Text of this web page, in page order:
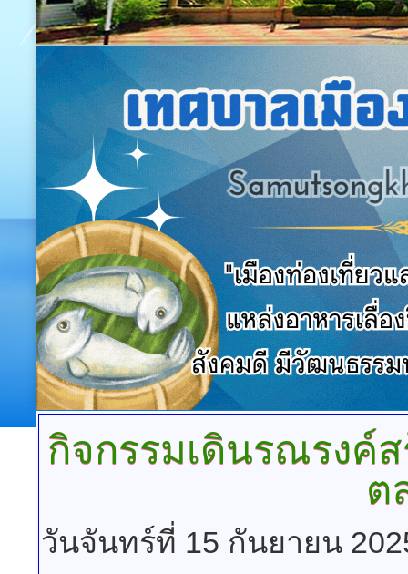
กิจกรรมเดินรณรงค์
ต
วันจันทร์ที่ 15 กันยายน